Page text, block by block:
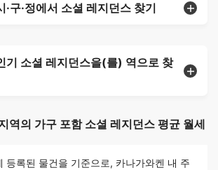
·구·정에서 소셜 레지던스 찾기
기 소셜 레지던스을(를) 역으로 찾
역의 가구 포함 소셜 레지던스 평균 월세
등록된 물건을 기준으로, 카나가와켄 내 주